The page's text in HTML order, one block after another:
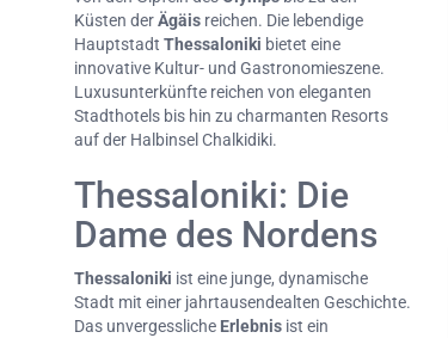
Küsten derÄgäis reichen. Die lebendige
Hauptstadt Thessaloniki bietet eine
innovative Kultur- und Gastronomieszene.
Luxusunterkünfte reichen von eleganten
Stadthotels bis hin zu charmanten Resorts
auf der Halbinsel Chalkidiki.
Thessaloniki: Die
Dame des Nordens
Thessaloniki ist eine junge, dynamische
Stadt mit einer jahrtausendealten Geschichte.
Das unvergessliche Erlebnis ist ein